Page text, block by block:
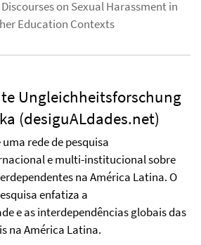
on Sexual Harassment in
Education Contexts
Ungleichheitsforschung
(desiguALdades.net)
rede de pesquisa
e multi-institucional sobre
na América Latina. O
enfatiza a
e as interdependências globais das
na América Latina.